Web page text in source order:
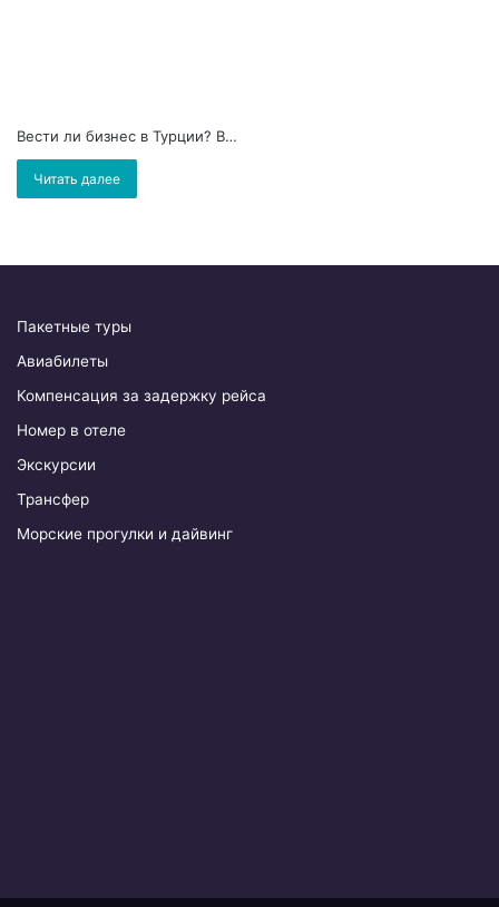
Вести ли бизнес в Турции? В…
Читать далее
Пакетные туры
Авиабилеты
Компенсация за задержку рейса
Номер в отеле
Экскурсии
Трансфер
Морские прогулки и дайвинг